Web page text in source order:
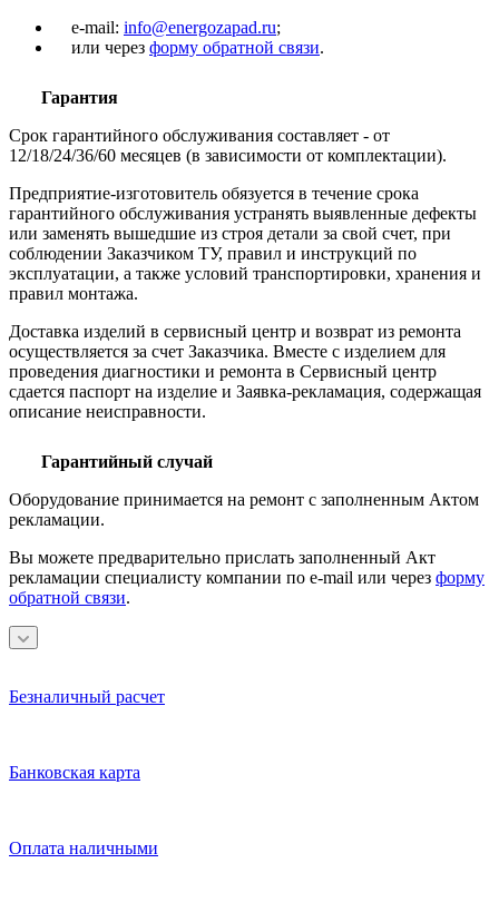
e-mail: info@energozapad.ru;
или через форму обратной связи.
Гарантия
Срок гарантийного обслуживания составляет - от
12/18/24/36/60 месяцев (в зависимости от комплектации).
Предприятие-изготовитель обязуется в течение срока
гарантийного обслуживания устранять выявленные дефекты
или заменять вышедшие из строя детали за свой счет, при
соблюдении Заказчиком ТУ, правил и инструкций по
эксплуатации, а также условий транспортировки, хранения и
правил монтажа.
Доставка изделий в сервисный центр и возврат из ремонта
осуществляется за счет Заказчика. Вместе с изделием для
проведения диагностики и ремонта в Сервисный центр
сдается паспорт на изделие и Заявка-рекламация, содержащая
описание неисправности.
Гарантийный случай
Оборудование принимается на ремонт с заполненным Актом
рекламации.
Вы можете предварительно прислать заполненный Акт
рекламации специалисту компании по e-mail или через форму
обратной связи.
Безналичный расчет
Банковская карта
Оплата наличными